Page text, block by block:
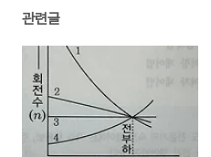
관련글